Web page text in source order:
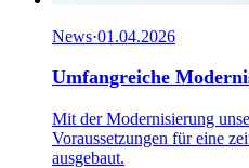
News·01.04.2026
Umfangreiche
Mit der Modernisierung
Voraussetzungen für eine
ausgebaut.